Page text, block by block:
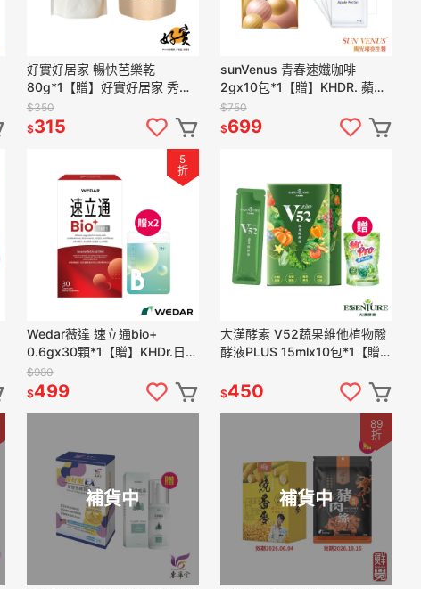
好實好居家 暢快芭樂乾
80g*1【贈】好實好居家 秀珍
菇脆脆50g*1
$350
$315
sunVenus 青春速孅咖啡
2gx10包*1【贈】KHDR. 蘋果
柑橘果膠15gx4包*2
$750
$699
5
折
Wedar薇達 速立通bio+
0.6gx30顆*1【贈】KHDr.日舒
萃然B膠囊 430mgx30粒*2
$980
$499
大漢酵素 V52蔬果維他植物醱
酵液PLUS 15mlx10包*1【贈】
凝膠球*1
$450
補貨中 補貨中
89
折